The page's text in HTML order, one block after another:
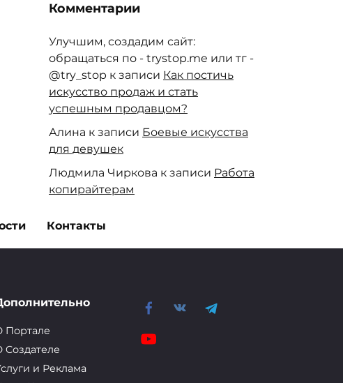
Комментарии
Улучшим, создадим сайт:
обращаться по - trystop.me или тг -
@try_stop к записи Как постичь
искусство продаж и стать
успешным продавцом?
Алина к записи Боевые искусства
для девушек
Людмила Чиркова к записи Работа
копирайтерам
черешкового: польза и вред
Контакты
Портале
Cоздателе
и Реклама